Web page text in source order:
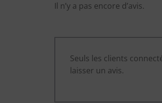
Il n’y a pas encore d’avis.
Seuls les clients
laisser un avis.